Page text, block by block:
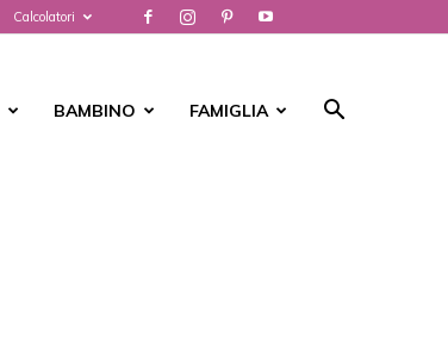
Calcolatori
BAMBINO FAMIGLIA